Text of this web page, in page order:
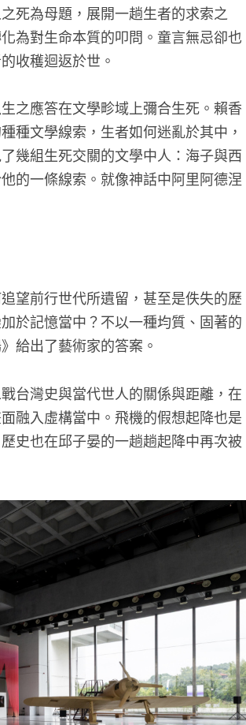
死為母題，展開一趟生者的求索之
為對生命本質的叩問。童言無忌卻也
收穫迴返於世。
之應答在文學畛域上彌合生死。賴香
種文學線索，生者如何迷亂於其中，
幾組生死交關的文學中人：海子與西
的一條線索。就像神話中阿里阿德涅
望前行世代所遺留，甚至是佚失的歷
於記憶當中？不以一種均質、固著的
給出了藝術家的答案。
台灣史與當代世人的關係與距離，在
融入虛構當中。飛機的假想起降也是
史也在邱子晏的一趟趟起降中再次被